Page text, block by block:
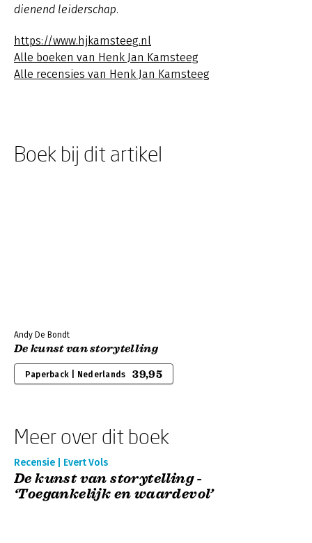
dienend leiderschap.
https://www.hjkamsteeg.nl
Alle boeken van Henk Jan Kamsteeg
Alle recensies van Henk Jan Kamsteeg
Boek bij dit artikel
Andy De Bondt
De kunst van storytelling
Paperback | Nederlands 39,95
Meer over dit boek
Recensie | Evert Vols
De kunst van storytelling -
‘Toegankelijk en waardevol’